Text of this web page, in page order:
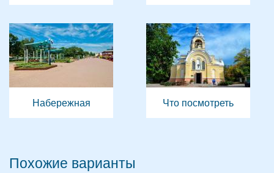
Набережная Что посмотреть
Похожие варианты